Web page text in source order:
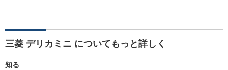
三菱 デリカミニ についてもっと詳しく
知る